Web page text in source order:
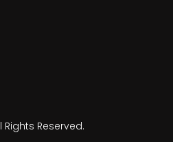
Rights Reserved.